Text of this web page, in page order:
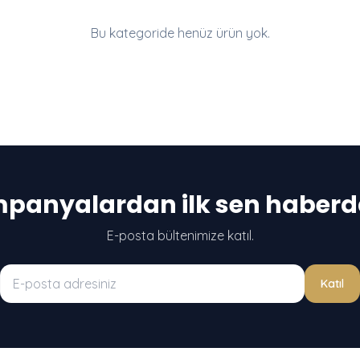
Bu kategoride henüz ürün yok.
ilk sen
E-posta bültenimize katıl.
Katıl